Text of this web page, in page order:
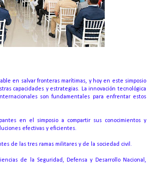
en salvar fronteras marítimas, y hoy en este simposio
capacidades y estrategias. La innovación tecnológica
son fundamentales para enfrentar estos
en el simposio a compartir sus conocimientos y
efectivas y eficientes.
de las tres ramas militares y de la sociedad civil.
de la Seguridad, Defensa y Desarrollo Nacional,